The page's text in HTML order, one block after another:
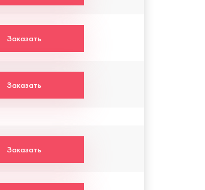
Заказать
Заказать
Заказать